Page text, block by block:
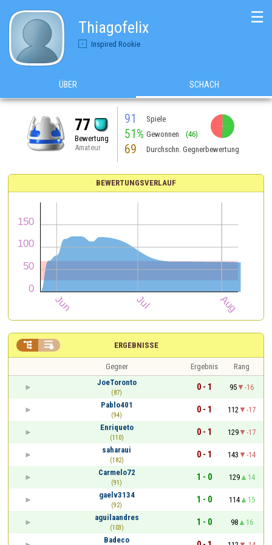
Thiagofelix
Inspired Rookie
☰
ÜBER SCHACH
77
Bewertung
Amateur
91 Spiele
51% Gewonnen (46)
69 Durchschn. Gegnerbewertung
BEWERTUNGSVERLAUF
ERGEBNISSE
 
Gegner Ergebnis
Rang
JoeToronto
(87)
0 - 1 95
-16
Pablo401
(94)
0 - 1 112
-17
Enriqueto
(110)
0 - 1 129
-17
saharaui
(182)
0 - 1 143
-14
Carmelo72
(91)
1 - 0 129
14
gaelv3134
(92)
1 - 0 114
15
aguilaandres
(103)
1 - 0 98
16
Badeco